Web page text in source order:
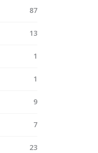
87
13
1
1
9
7
23